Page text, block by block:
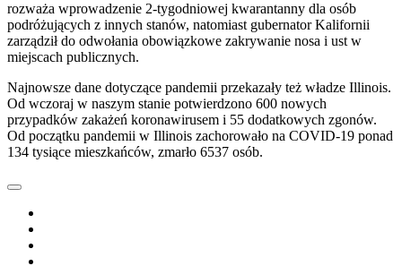
rozważa wprowadzenie 2-tygodniowej kwarantanny dla osób
podróżujących z innych stanów, natomiast gubernator Kalifornii
zarządził do odwołania obowiązkowe zakrywanie nosa i ust w
miejscach publicznych.
Najnowsze dane dotyczące pandemii przekazały też władze Illinois.
Od wczoraj w naszym stanie potwierdzono 600 nowych
przypadków zakażeń koronawirusem i 55 dodatkowych zgonów.
Od początku pandemii w Illinois zachorowało na COVID-19 ponad
134 tysiące mieszkańców, zmarło 6537 osób.